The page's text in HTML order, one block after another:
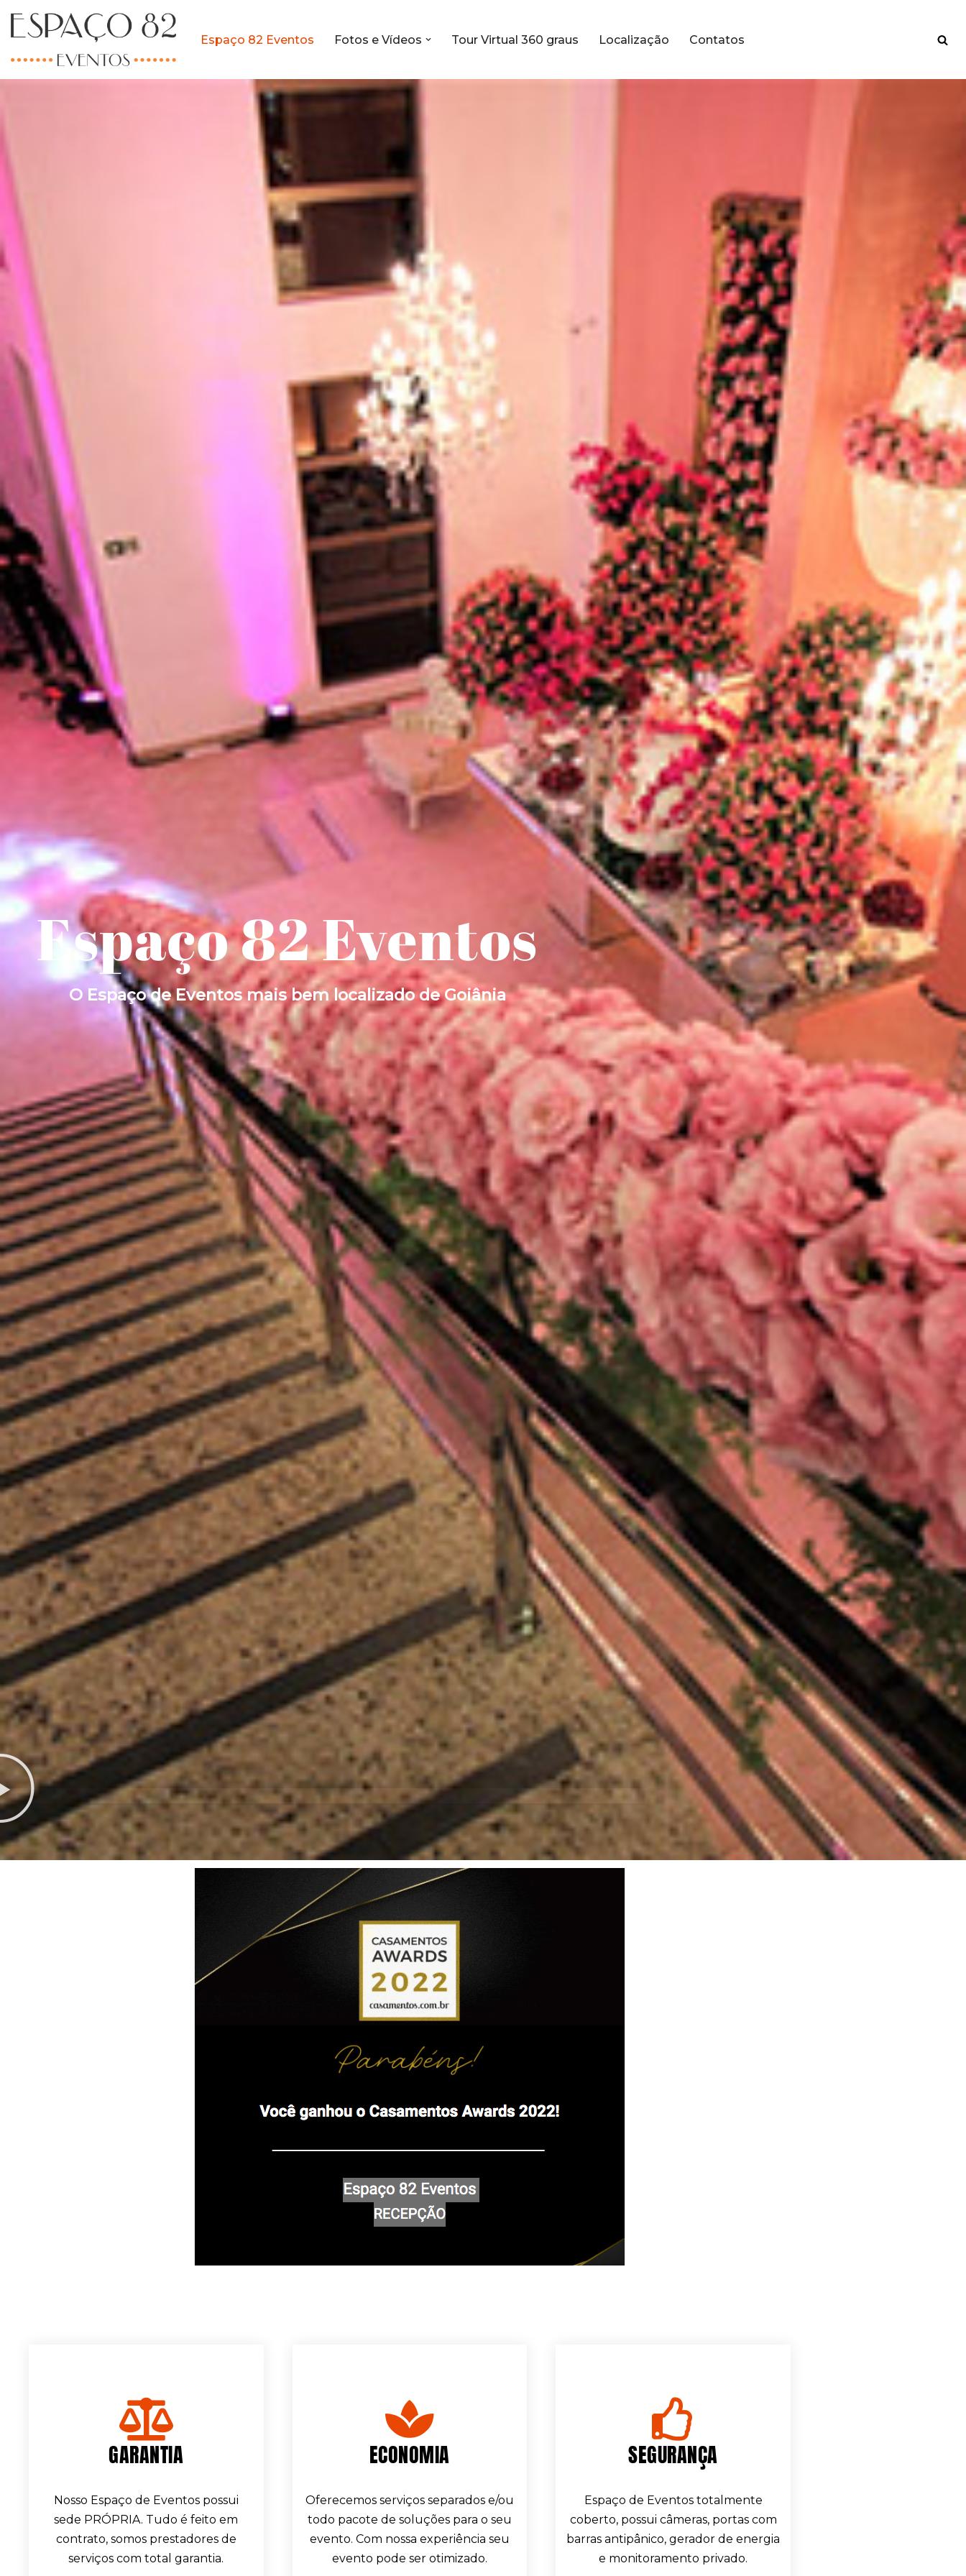
Pular
para
o
Espaço 82 Eventos Fotos e Vídeos Tour Virtual 360 graus Localização Contatos
Espaço 82 Eventos
O Espaço de Eventos mais bem localizado de Goiânia
GARANTIA
Nosso Espaço de Eventos possui
sede PRÓPRIA. Tudo é feito em
contrato, somos prestadores de
serviços com total garantia.
ECONOMIA
Oferecemos serviços separados e/ou
todo pacote de soluções para o seu
evento. Com nossa experiência seu
evento pode ser otimizado.
SEGURANÇA
Espaço de Eventos totalmente
coberto, possui câmeras, portas com
barras antipânico, gerador de energia
e monitoramento privado.